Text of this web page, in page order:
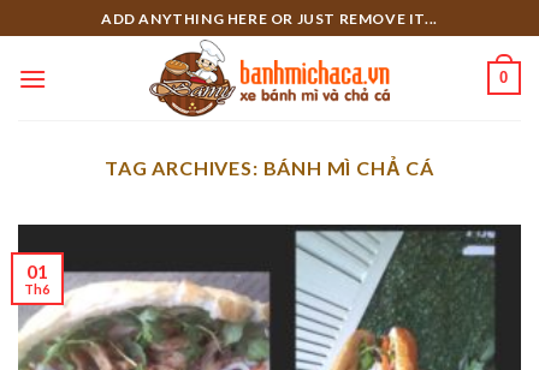
to
content
ADD ANYTHING HERE OR JUST REMOVE IT...
0
TAG ARCHIVES: BÁNH MÌ CHẢ CÁ
01
Th6